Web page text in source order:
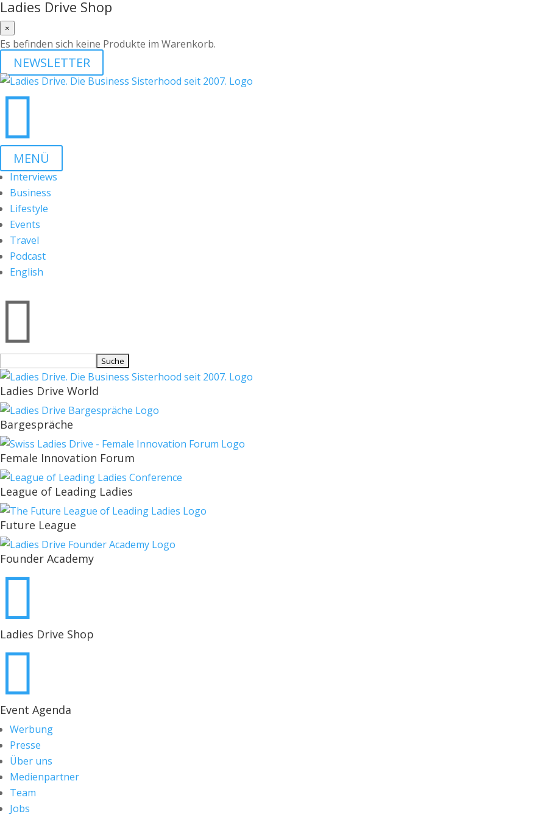
Ladies Drive Shop
×
Es befinden sich keine Produkte im Warenkorb.
NEWSLETTER

MENÜ
Interviews
Business
Lifestyle
Events
Travel
Podcast
English

nach:
Ladies Drive World
Bargespräche
Female Innovation Forum
League of Leading Ladies
Future League
Founder Academy

Ladies Drive Shop

Event Agenda
Werbung
Presse
Über uns
Medienpartner
Team
Jobs